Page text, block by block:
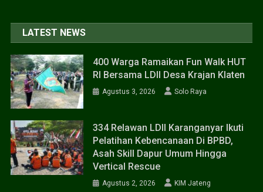
LATEST NEWS
400 Warga Ramaikan Fun Walk HUT
RI Bersama LDII Desa Krajan Klaten
Agustus 3, 2026 Solo Raya
334 Relawan LDII Karanganyar Ikuti
Pelatihan Kebencanaan Di BPBD,
Asah Skill Dapur Umum Hingga
Vertical Rescue
Agustus 2, 2026 KIM Jateng